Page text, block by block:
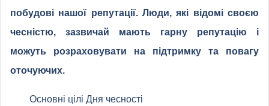
побудові нашої репутації. Люди, які відомі своєю
чесністю, зазвичай мають гарну репутацію і
можуть розраховувати на підтримку та повагу
оточуючих.
Основні цілі Дня чесності